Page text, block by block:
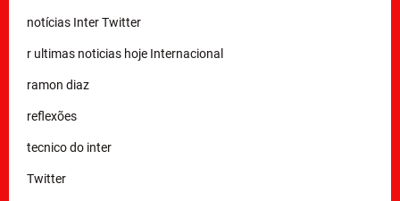
notícias Inter Twitter
r ultimas noticias hoje Internacional
ramon diaz
reflexões
tecnico do inter
Twitter